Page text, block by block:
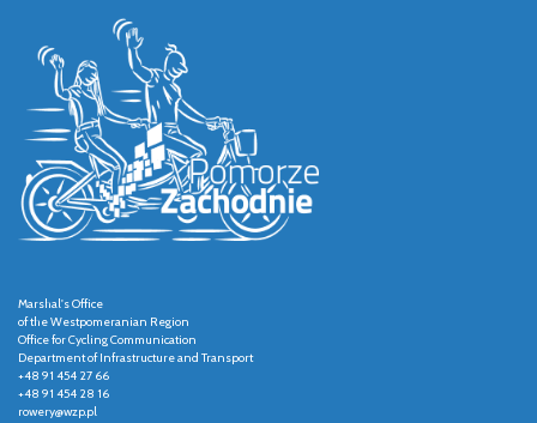
Marshal's Office
of the Westpomeranian Region
Office for Cycling Communication
Department of Infrastructure and Transport
+48 91 454 27 66
+48 91 454 28 16
rowery@wzp.pl